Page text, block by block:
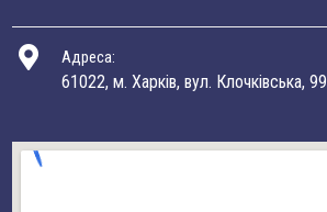
Адреса:
61022, м. Харків, вул. Клочківська, 99